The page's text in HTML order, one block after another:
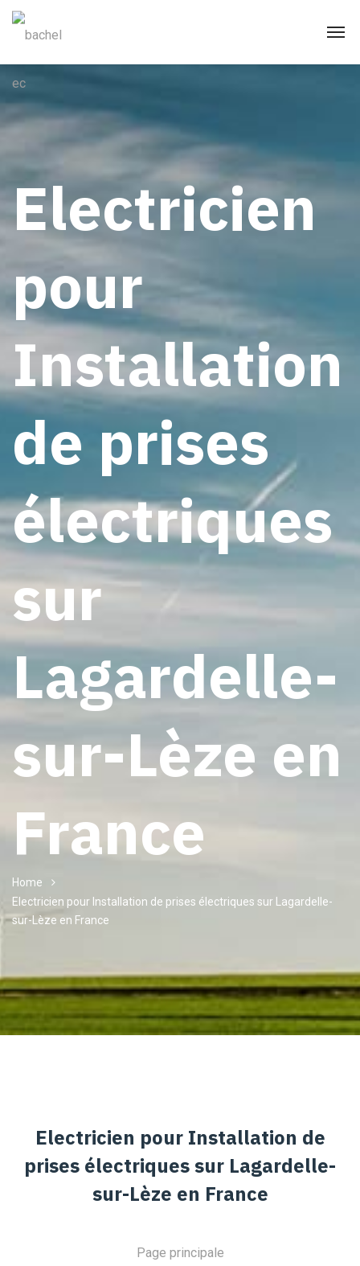
Electricien
pour
Installation
de prises
électriques
sur
Lagardelle-
sur-Lèze en
France
Home
Electricien pour Installation de prises électriques sur Lagardelle-
sur-Lèze en France
Electricien pour Installation de
prises électriques sur Lagardelle-
sur-Lèze en France
Page principale